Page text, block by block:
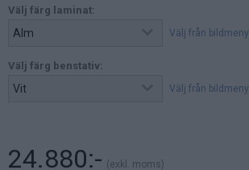
Välj färg laminat:
Välj från bildmeny
Välj färg benstativ:
Välj från bildmeny
24.880:- (exkl. moms)